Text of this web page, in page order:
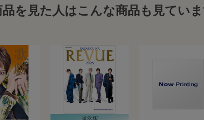
品を見た人はこんな商品も見てい